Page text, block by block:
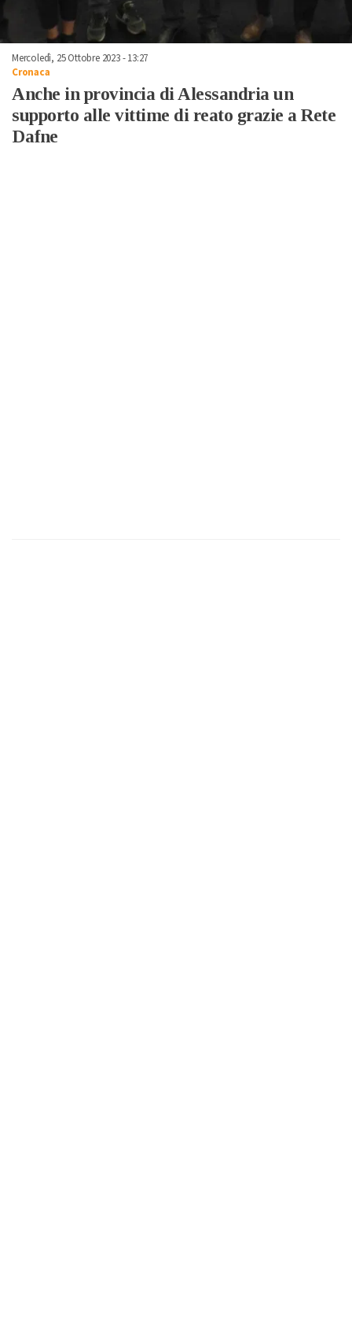
Mercoledì, 25 Ottobre 2023 - 13:27
Cronaca
Anche in provincia di Alessandria un
supporto alle vittime di reato grazie a Rete
Dafne